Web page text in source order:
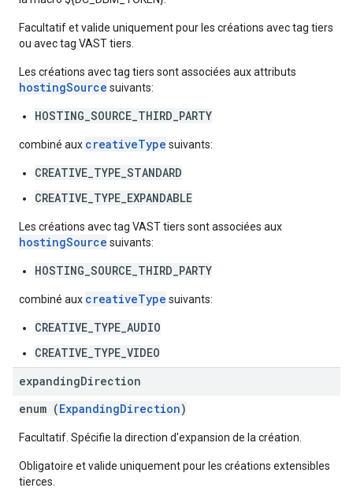
Facultatif et valide uniquement pour les créations avec tag tiers
ou avec tag VAST tiers.
Les créations avec tag tiers sont associées aux attributs
hostingSource suivants:
HOSTING_SOURCE_THIRD_PARTY
combiné aux creativeType suivants:
CREATIVE_TYPE_STANDARD
CREATIVE_TYPE_EXPANDABLE
Les créations avec tag VAST tiers sont associées aux
hostingSource suivants:
HOSTING_SOURCE_THIRD_PARTY
combiné aux creativeType suivants:
CREATIVE_TYPE_AUDIO
CREATIVE_TYPE_VIDEO
expandingDirection
enum (ExpandingDirection)
Facultatif. Spécifie la direction d'expansion de la création.
Obligatoire et valide uniquement pour les créations extensibles
tierces.